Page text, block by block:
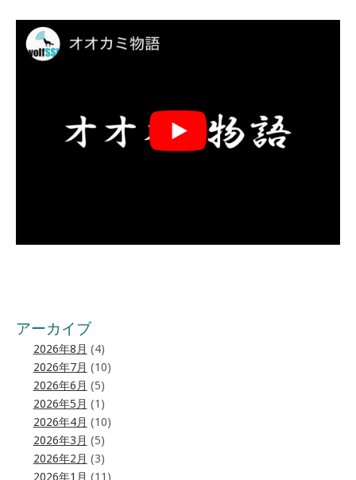
アーカイブ
2026年8月 (4)
2026年7月 (10)
2026年6月 (5)
2026年5月 (1)
2026年4月 (10)
2026年3月 (5)
2026年2月 (3)
2026年1月 (11)